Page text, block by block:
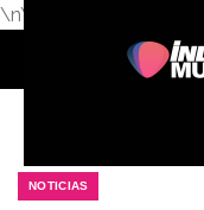
\n\n
NOTICIAS